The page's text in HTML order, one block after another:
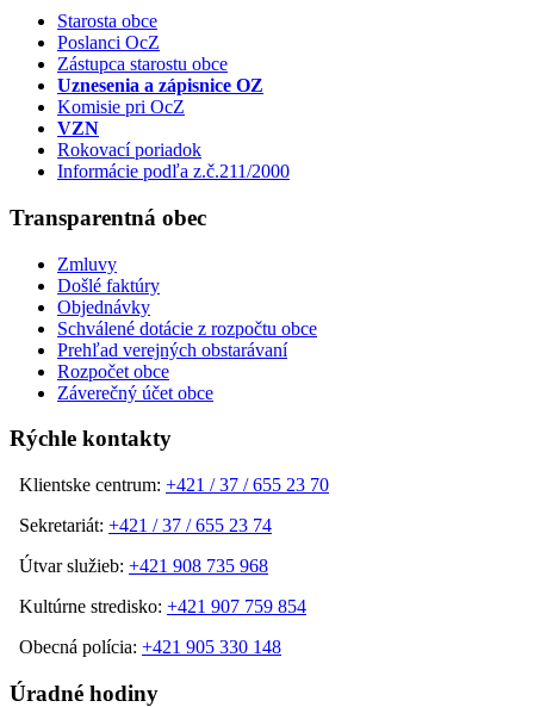
Starosta obce
Poslanci OcZ
Zástupca starostu obce
Uznesenia a zápisnice OZ
Komisie pri OcZ
VZN
Rokovací poriadok
Informácie podľa z.č.211/2000
Transparentná obec
Zmluvy
Došlé faktúry
Objednávky
Schválené dotácie z rozpočtu obce
Prehľad verejných obstarávaní
Rozpočet obce
Záverečný účet obce
Rýchle kontakty
Klientske centrum: +421 / 37 / 655 23 70
Sekretariát: +421 / 37 / 655 23 74
Útvar služieb: +421 908 735 968
Kultúrne stredisko: +421 907 759 854
Obecná polícia: +421 905 330 148
Úradné hodiny